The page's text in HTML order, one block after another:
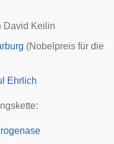
David Keilin
(Nobelpreis für die
Ehrlich